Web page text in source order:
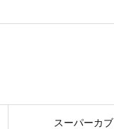
スーパーカブ